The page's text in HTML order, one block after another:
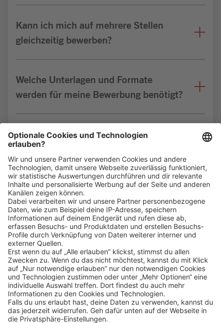
Kann ich mich auf mehrere Stellen
gleichzeitig bewerben?
Welche Unterlagen und Formate
werden für meine Bewerbung benötigt?
Bin ich für die Stelle geeignet?
Klickehier, um alle offenen Jobs zu sehen.
Impressum Datenschutz
Privatsphäre-Einstellungen
FAQ
Veranstaltungen